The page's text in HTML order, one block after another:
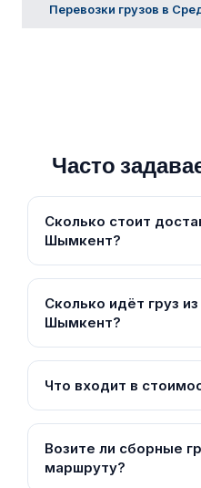
Перевозки грузов в
Часто
Сколько стоит
Шымкент?
Сколько идёт груз
Шымкент?
Что входит в
Возите ли сборные
маршруту?